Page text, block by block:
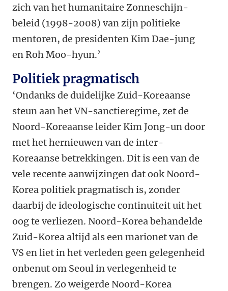
zich van het humanitaire Zonneschijn-
beleid (1998-2008) van zijn politieke
mentoren, de presidenten Kim Dae-jung
en Roh Moo-hyun.’
Politiek pragmatisch
‘Ondanks de duidelijke Zuid-Koreaanse
steun aan het VN-sanctieregime, zet de
Noord-Koreaanse leider Kim Jong-un door
met het hernieuwen van de inter-
Koreaanse betrekkingen. Dit is een van de
vele recente aanwijzingen dat ook Noord-
Korea politiek pragmatisch is, zonder
daarbij de ideologische continuiteit uit het
oog te verliezen. Noord-Korea behandelde
Zuid-Korea altijd als een marionet van de
VS en liet in het verleden geen gelegenheid
onbenut om Seoul in verlegenheid te
brengen. Zo weigerde Noord-Korea